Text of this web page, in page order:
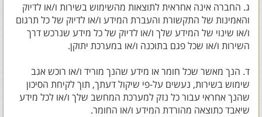
ג. החברה אינה אחראית לתוצאות מהשימוש בשירות ו/או לדיוק
והאמינות של התקשורת והעברת המידע ו/או לדיוק של כל תרגום
ו/או שינוי של המידע שלך ו/או לדיוק של כל מידע שנרכש דרך
השירות ו/או שכל פגם בתוכנה ו/או במערכת יתוקן.
ד. הנך מאשר שכל חומר או מידע שהנך מוריד ו/או רוכש אגב
שימוש בשירות, נעשים על-פי שיקול דעתך, תוך לקיחת הסיכון
שהנך אחראי עבור כל נזק למערכת המחשב שלך ו/או לכל מידע
שיאבד כתוצאה מהורדת המידע ו/או החומר.